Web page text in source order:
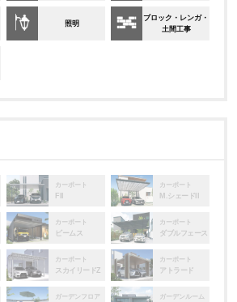
照明
ブロック・レンガ・
土間工事
カーポート
FII
カーポート
M.シェードII
カーポート
ビームス
カーポート
ダブルフェース
カーポート
スカイリードZ
カーポート
アトラード
ガーデンフロア ガーデンルーム